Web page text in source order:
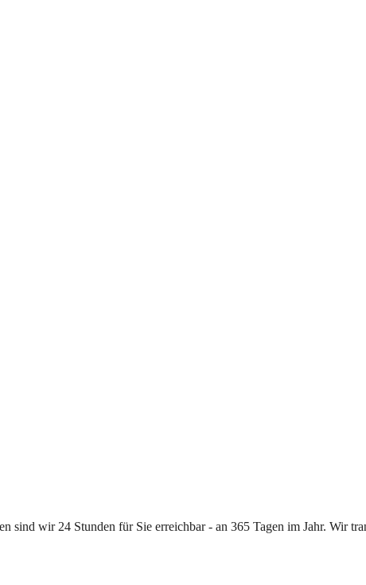
sind wir 24 Stunden für Sie erreichbar - an 365 Tagen im Jahr. Wir